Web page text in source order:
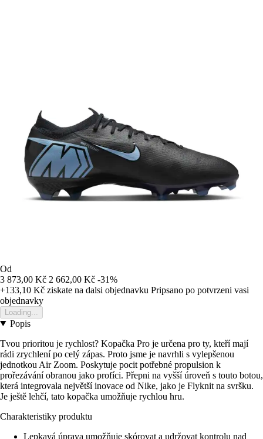
Od
3 873,00 Kč 2 662,00 Kč -31%
+133,10 Kč ziskate na dalsi objednavku Pripsano po potvrzeni vasi
objednavky
Loading...
Popis
Tvou prioritou je rychlost? Kopačka Pro je určena pro ty, kteří mají
rádi zrychlení po celý zápas. Proto jsme je navrhli s vylepšenou
jednotkou Air Zoom. Poskytuje pocit potřebné propulsion k
prořezávání obranou jako profíci. Přepni na vyšší úroveň s touto botou,
která integrovala největší inovace od Nike, jako je Flyknit na svršku.
Je ještě lehčí, tato kopačka umožňuje rychlou hru.
Charakteristiky produktu
Lepkavá úprava umožňuje skórovat a udržovat kontrolu nad